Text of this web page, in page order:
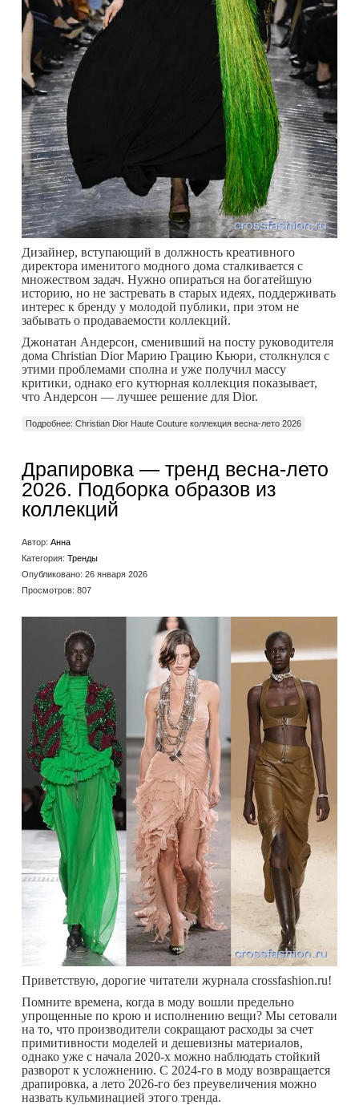
Дизайнер, вступающий в должность креативного
директора именитого модного дома сталкивается с
множеством задач. Нужно опираться на богатейшую
историю, но не застревать в старых идеях, поддерживать
интерес к бренду у молодой публики, при этом не
забывать о продаваемости коллекций.
Джонатан Андерсон, сменивший на посту руководителя
дома Christian Dior Марию Грацию Кьюри, столкнулся с
этими проблемами сполна и уже получил массу
критики, однако его кутюрная коллекция показывает,
что Андерсон — лучшее решение для Dior.
Подробнее: Christian Dior Haute Couture коллекция весна-лето 2026
Драпировка — тренд весна-лето
2026. Подборка образов из
коллекций
Автор: Анна
Категория: Тренды
Опубликовано: 26 января 2026
Просмотров: 807
Приветствую, дорогие читатели журнала crossfashion.ru!
Помните времена, когда в моду вошли предельно
упрощенные по крою и исполнению вещи? Мы сетовали
на то, что производители сокращают расходы за счет
примитивности моделей и дешевизны материалов,
однако уже с начала 2020-х можно наблюдать стойкий
разворот к усложнению. С 2024-го в моду возвращается
драпировка, а лето 2026-го без преувеличения можно
назвать кульминацией этого тренда.